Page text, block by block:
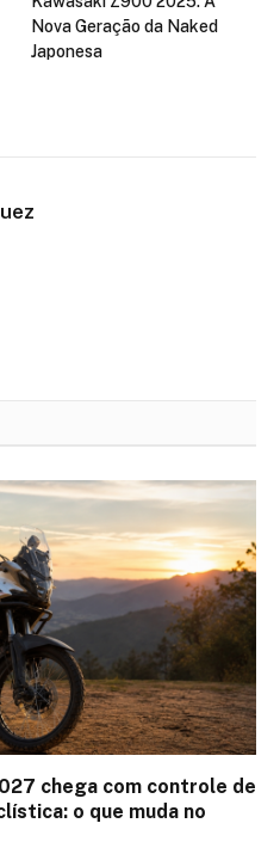
Nova Geração da Naked
Japonesa
chega com controle de
o que muda no